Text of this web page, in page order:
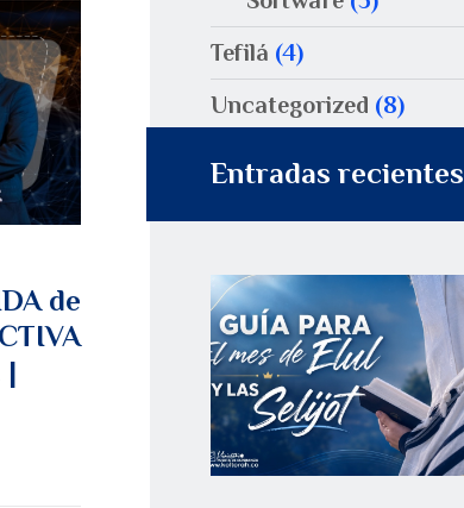
de
|
Tefilá (4)
Uncategorized (8)
Entradas recientes